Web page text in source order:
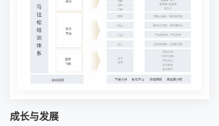
成长与发展